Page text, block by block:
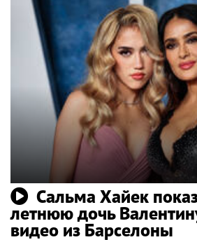
Сальма Хайек
летнюю дочь
видео из Барселоны